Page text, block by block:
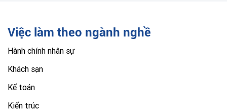
Việc làm theo ngành nghề
Hành chính nhân sự
Khách sạn
Kế toán
Kiến trúc